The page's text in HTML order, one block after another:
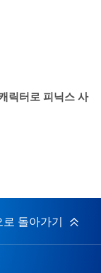
릭터로 피닉스 사
돌아가기